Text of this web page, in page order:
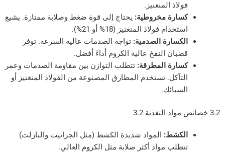
المنغنيز.
مخروطية: يحتاج إلى قوة ضغط وصلابة ممتازة. يشيع
فولاذ المنغنيز (18% أو 21%).
الصدمية:تواجه الصدمات عالية السرعة. توفر
النفخ عالية الكروم أداءً أفضل.
المطرقة:تتطلب التوازن بين مقاومة الصدمات وعمر
تستخدم المطارق المصنوعة من الفولاذ المنغنيز أو
المواد شديدة الكشط (مثل الجرانيت والبازلت)
مواد أكثر صلابة مثل الكروم العالي.